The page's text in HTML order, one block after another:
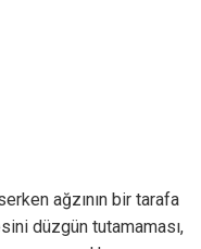
ağzının bir tarafa
düzgün tutamaması,